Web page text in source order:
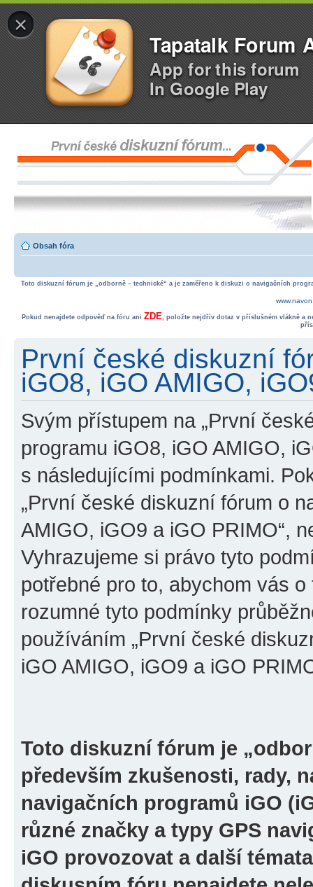
×
Tapatalk Forum
App for this forum
In Google Play
Obsah fóra
Toto diskuzní fórum je „odborně – technické“ a je zaměřeno k diskuzi o navigačních
Pokud nenajdete odpověď na fóru ani ZDE, položte nejdřív dotaz v příslušném vlákně a
První české diskuzní
iGO8, iGO AMIGO,
Svým přístupem na „První
programu iGO8, iGO AMIGO,
s následujícími podmínkami.
„První české diskuzní fórum o
AMIGO, iGO9 a iGO PRIMO“,
Vyhrazujeme si právo tyto
potřebné pro to, abychom vás
rozumné tyto podmínky
používáním „První české
iGO AMIGO, iGO9 a iGO
Toto diskuzní fórum je
především zkušenosti, rady,
navigačních programů iGO
různé značky a typy GPS
iGO provozovat a další